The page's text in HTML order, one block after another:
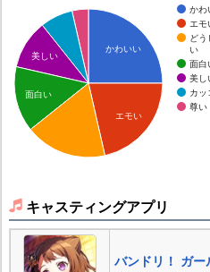
かわ
エモ
どう
い
面白
美し
カッ
尊い
かわいい
エモい
美しい
面白い
キャスティングアプリ
バンドリ！ ガー